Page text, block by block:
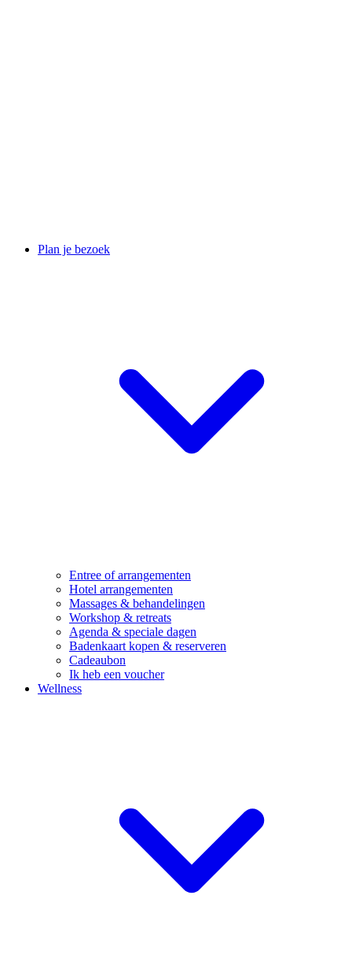
Plan je bezoek
Entree of arrangementen
Hotel arrangementen
Massages & behandelingen
Workshop & retreats
Agenda & speciale dagen
Badenkaart kopen & reserveren
Cadeaubon
Ik heb een voucher
Wellness